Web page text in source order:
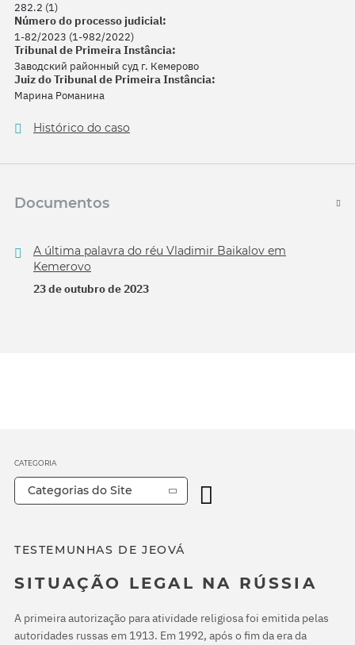
282.2 (1)
Número do processo judicial:
1-82/2023 (1-982/2022)
Tribunal de Primeira Instância:
Заводский районный суд г. Кемерово
Juiz do Tribunal de Primeira Instância:
Марина Романина
Histórico do caso
Documentos
A última palavra do réu Vladimir Baikalov em
Kemerovo
23 de outubro de 2023
TESTEMUNHAS DE JEOVÁ
SITUAÇÃO LEGAL NA RÚSSIA
A primeira autorização para atividade religiosa foi emitida pelas
autoridades russas em 1913. Em 1992, após o fim da era da
CATEGORIA
Categorias do Site